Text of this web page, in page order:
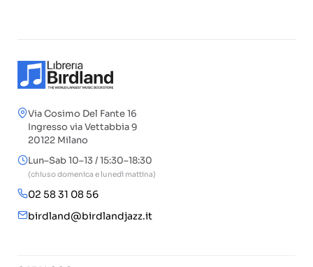
Via Cosimo Del Fante 16
Ingresso via Vettabbia 9
20122 Milano
Lun–Sab 10–13 / 15:30–18:30
(chiuso domenica e lunedì mattina)
02 58 31 08 56
birdland@birdlandjazz.it